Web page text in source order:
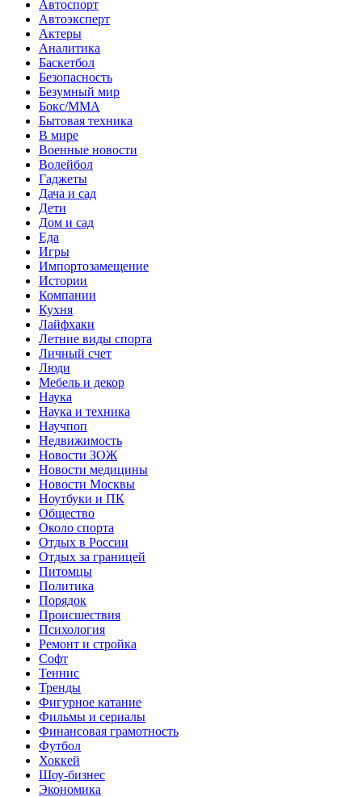
Автоспорт
Автоэксперт
Актеры
Аналитика
Баскетбол
Безопасность
Безумный мир
Бокс/MMA
Бытовая техника
В мире
Военные новости
Волейбол
Гаджеты
Дача и сад
Дети
Дом и сад
Еда
Игры
Импортозамещение
Истории
Компании
Кухня
Лайфхаки
Летние виды спорта
Личный счет
Люди
Мебель и декор
Наука
Наука и техника
Научпоп
Недвижимость
Новости ЗОЖ
Новости медицины
Новости Москвы
Ноутбуки и ПК
Общество
Около спорта
Отдых в России
Отдых за границей
Питомцы
Политика
Порядок
Происшествия
Психология
Ремонт и стройка
Софт
Теннис
Тренды
Фигурное катание
Фильмы и сериалы
Финансовая грамотность
Футбол
Хоккей
Шоу-бизнес
Экономика